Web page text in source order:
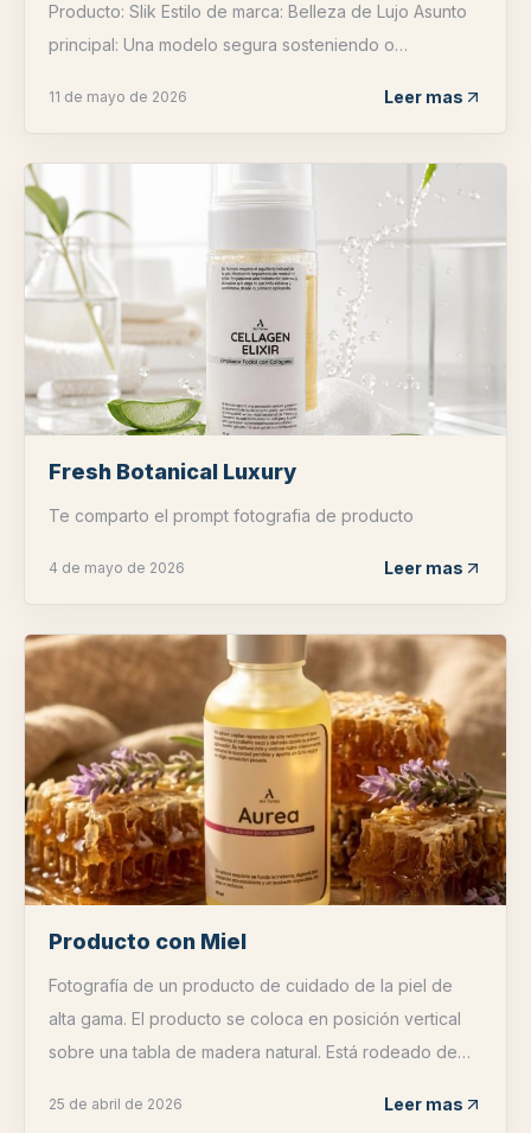
Producto: Slik Estilo de marca: Belleza de Lujo Asunto
principal: Una modelo segura sosteniendo o
producto en foco n...
11 de mayo de 2026 Leer mas
Fresh Botanical Luxury
Te comparto el prompt fotografia de producto
4 de mayo de 2026 Leer mas
Producto con Miel
Fotografía de un producto de cuidado de la piel de
alta gama. El producto se coloca en posición vertical
sobre una tabla de madera natural. Está rodeado de
25 de abril de 2026 Leer mas